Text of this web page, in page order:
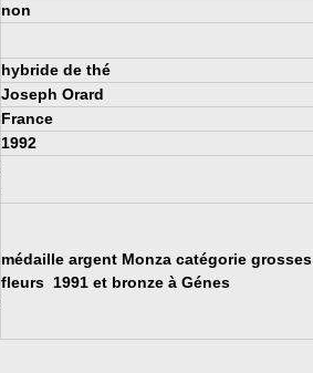
non
hybride de thé
Joseph Orard
France
1992
médaille argent Monza catégorie grosses
fleurs 1991 et bronze à Génes